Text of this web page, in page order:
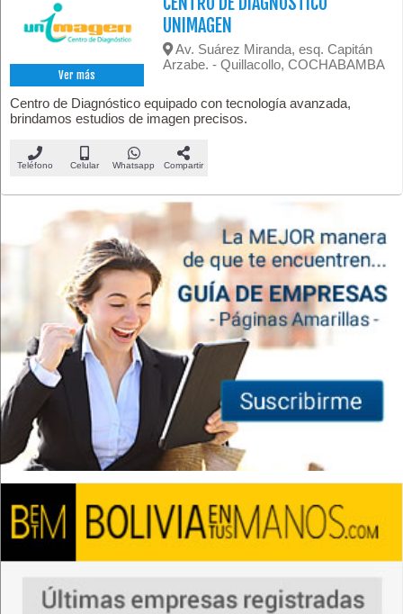
Ver más
UNIMAGEN
Av. Suárez Miranda, esq. Capitán
Arzabe. - Quillacollo, COCHABAMBA
Centro de Diagnóstico equipado con tecnología avanzada,
brindamos estudios de imagen precisos.
Teléfono Celular Whatsapp Compartir